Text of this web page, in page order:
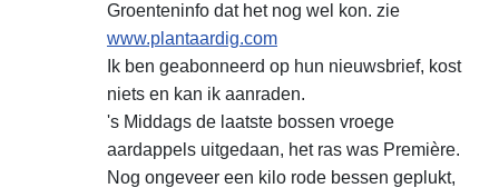
Groenteninfo dat het nog wel kon. zie
www.plantaardig.com
Ik ben geabonneerd op hun nieuwsbrief, kost
niets en kan ik aanraden.
's Middags de laatste bossen vroege
aardappels uitgedaan, het ras was Première.
Nog ongeveer een kilo rode bessen geplukt,